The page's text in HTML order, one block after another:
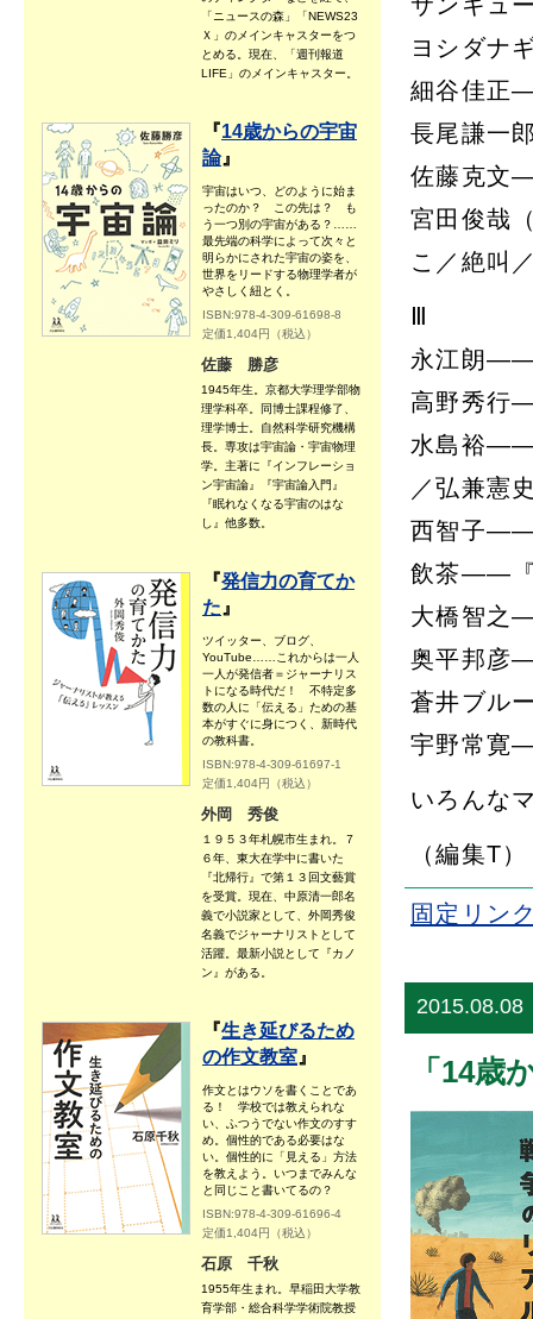
「ニュースの森」「NEWS23
Ｘ」のメインキャスターをつ
とめる。現在、「週刊報道
LIFE」のメインキャスター。
『14歳からの宇宙
論』
宇宙はいつ、どのように始ま
ったのか？ この先は？ も
う一つ別の宇宙がある？……
最先端の科学によって次々と
明らかにされた宇宙の姿を、
世界をリードする物理学者が
やさしく紐とく。
ISBN:978-4-309-61698-8
定価1,404円（税込）
佐藤 勝彦
1945年生。京都大学理学部物
理学科卒。同博士課程修了、
理学博士。自然科学研究機構
長。専攻は宇宙論・宇宙物理
学。主著に『インフレーショ
ン宇宙論』『宇宙論入門』
『眠れなくなる宇宙のはな
し』他多数。
『発信力の育てか
た 』
ツイッター、ブログ、
YouTube……これからは一人
一人が発信者＝ジャーナリス
トになる時代だ！ 不特定多
数の人に「伝える」ための基
本がすぐに身につく、新時代
の教科書。
ISBN:978-4-309-61697-1
定価1,404円（税込）
外岡 秀俊
１９５３年札幌市生まれ。７
６年、東大在学中に書いた
『北帰行』で第１３回文藝賞
を受賞。現在、中原清一郎名
義で小説家として、外岡秀俊
名義でジャーナリストとして
活躍。最新小説として『カノ
ン』がある。
『生き延びるため
の作文教室 』
作文とはウソを書くことであ
る！ 学校では教えられな
い、ふつうでない作文のすす
め。個性的である必要はな
い。個性的に「見える」方法
を教えよう。いつまでみんな
と同じこと書いてるの？
ISBN:978-4-309-61696-4
定価1,404円（税込）
石原 千秋
1955年生まれ。早稲田大学教
育学部・総合科学学術院教授
ヨシダナ
細谷佳正
長尾謙一
佐藤克文
宮田俊哉
こ／絶叫
永江朗――
高野秀行
水島裕――
／弘兼憲
西智子――
飲茶――『
大橋智之
奥平邦彦
蒼井ブル
宇野常寛
いろんな
（編集T）
固定リン
2015.08.08
「14歳